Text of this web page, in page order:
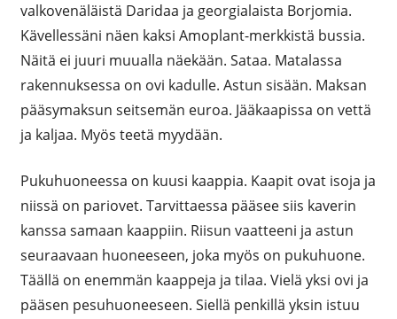
valkovenäläistä Daridaa ja georgialaista Borjomia.
Kävellessäni näen kaksi Amoplant-merkkistä bussia.
Näitä ei juuri muualla näekään. Sataa. Matalassa
rakennuksessa on ovi kadulle. Astun sisään. Maksan
pääsymaksun seitsemän euroa. Jääkaapissa on vettä
ja kaljaa. Myös teetä myydään.
Pukuhuoneessa on kuusi kaappia. Kaapit ovat isoja ja
niissä on pariovet. Tarvittaessa pääsee siis kaverin
kanssa samaan kaappiin. Riisun vaatteeni ja astun
seuraavaan huoneeseen, joka myös on pukuhuone.
Täällä on enemmän kaappeja ja tilaa. Vielä yksi ovi ja
pääsen pesuhuoneeseen. Siellä penkillä yksin istuu